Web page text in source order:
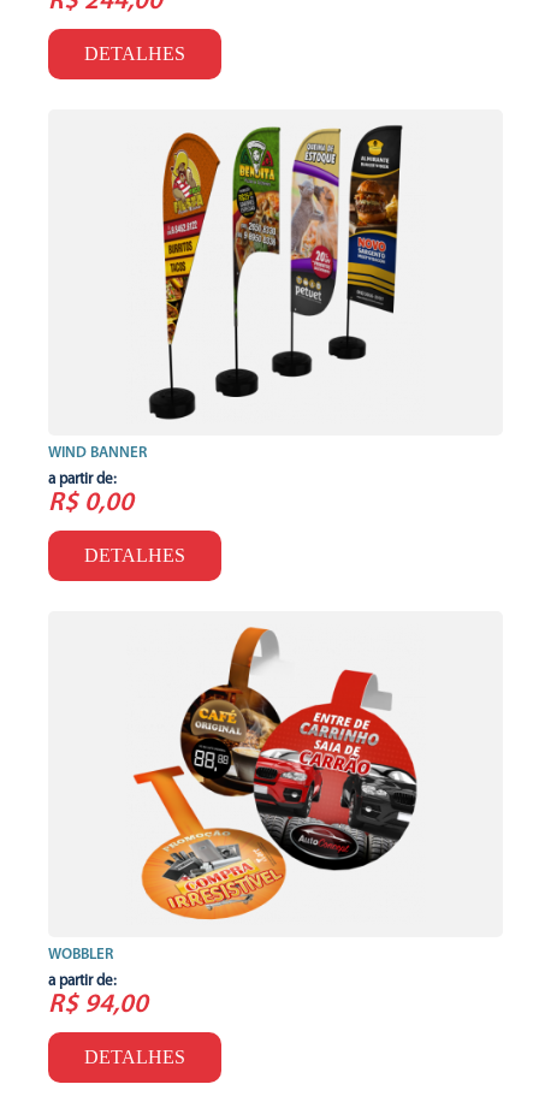
DETALHES
WIND BANNER
a partir de:
R$ 0,00
DETALHES
WOBBLER
a partir de:
R$ 94,00
DETALHES